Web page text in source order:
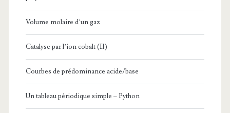
Volume molaire d’un gaz
Catalyse par l’ion cobalt (II)
Courbes de prédominance acide/base
Un tableau périodique simple – Python